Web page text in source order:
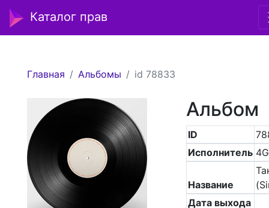
Каталог прав
Главная Альбомы id 78833
Альбом
ID
Исполнитель 4G
Название
Дата выхода